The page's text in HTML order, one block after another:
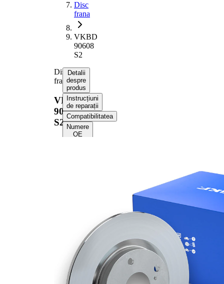
Disc
frana
VKBD
90608
S2
Disc
frana
VKBD
90608
S2
Detalii
despre
produs
Instrucțiuni
de reparații
Compatibilitatea
Numere
OE
disc frâna
Grosime
minima
7 mm
Numar
pistoane
1
Diametru